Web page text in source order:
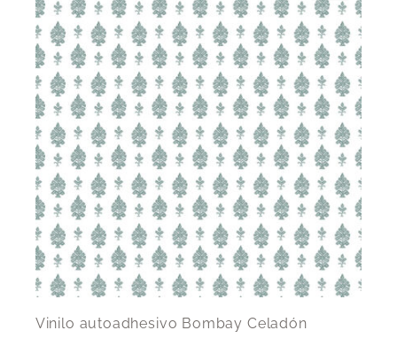
Vinilo autoadhesivo Bombay Celadón